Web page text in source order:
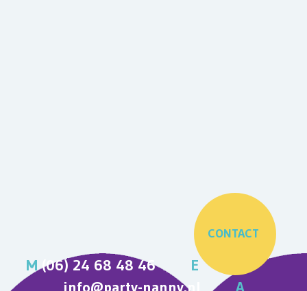
CONTACT
M(06) 24 68 48 46 E
info@party-nanny.nl
A